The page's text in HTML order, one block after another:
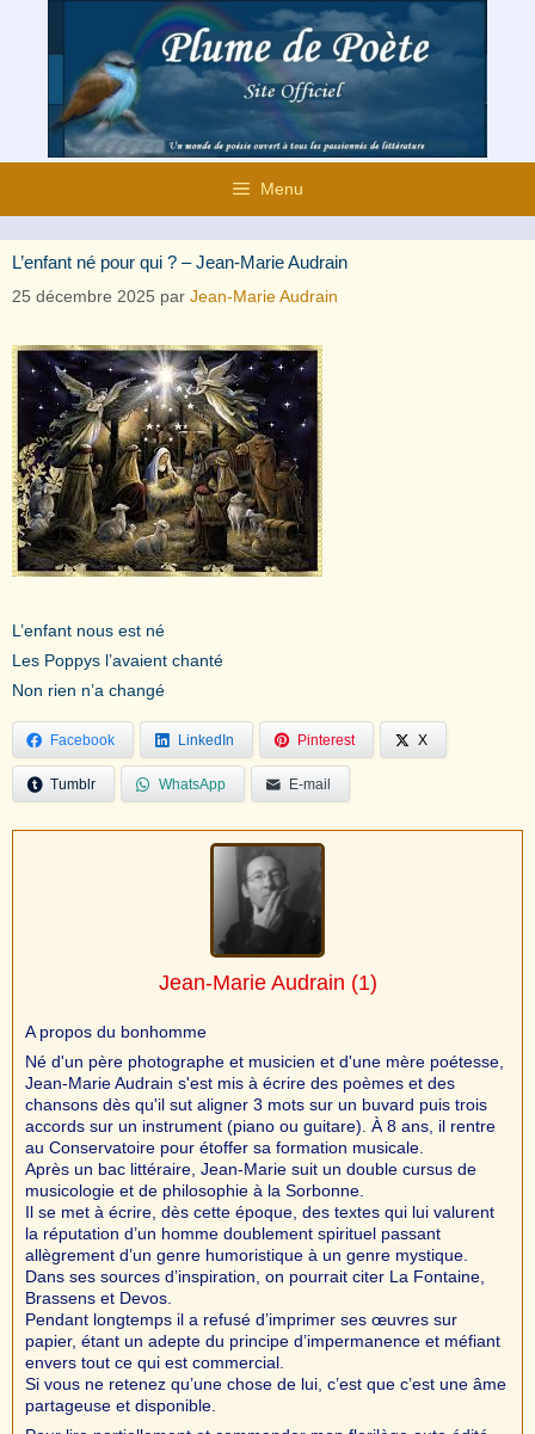
contenu
Menu
L’enfant né pour qui ? – Jean-Marie Audrain
25 décembre 2025 par Jean-Marie Audrain
L’enfant nous est né
Les Poppys l’avaient chanté
Non rien n’a changé
Facebook LinkedIn Pinterest X
Tumblr WhatsApp E-mail
Jean-Marie Audrain (1)
A propos du bonhomme
Né d'un père photographe et musicien et d'une mère poétesse,
Jean-Marie Audrain s'est mis à écrire des poèmes et des
chansons dès qu'il sut aligner 3 mots sur un buvard puis trois
accords sur un instrument (piano ou guitare). À 8 ans, il rentre
au Conservatoire pour étoffer sa formation musicale.
Après un bac littéraire, Jean-Marie suit un double cursus de
musicologie et de philosophie à la Sorbonne.
Il se met à écrire, dès cette époque, des textes qui lui valurent
la réputation d’un homme doublement spirituel passant
allègrement d’un genre humoristique à un genre mystique.
Dans ses sources d’inspiration, on pourrait citer La Fontaine,
Brassens et Devos.
Pendant longtemps il a refusé d’imprimer ses œuvres sur
papier, étant un adepte du principe d’impermanence et méfiant
envers tout ce qui est commercial.
Si vous ne retenez qu’une chose de lui, c’est que c’est une âme
partageuse et disponible.